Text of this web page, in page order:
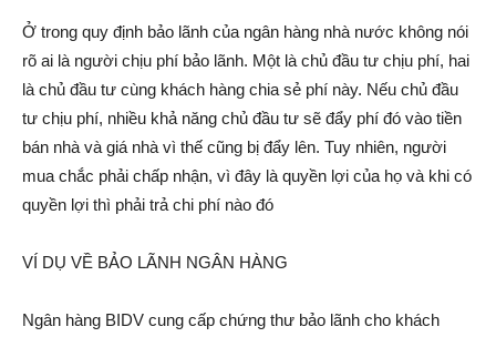
Ở trong quy định bảo lãnh của ngân hàng nhà nước không nói
rõ ai là người chịu phí bảo lãnh. Một là chủ đầu tư chịu phí, hai
là chủ đầu tư cùng khách hàng chia sẻ phí này. Nếu chủ đầu
tư chịu phí, nhiều khả năng chủ đầu tư sẽ đẩy phí đó vào tiền
bán nhà và giá nhà vì thế cũng bị đẩy lên. Tuy nhiên, người
mua chắc phải chấp nhận, vì đây là quyền lợi của họ và khi có
quyền lợi thì phải trả chi phí nào đó
VÍ DỤ VỀ BẢO LÃNH NGÂN HÀNG
Ngân hàng BIDV cung cấp chứng thư bảo lãnh cho khách